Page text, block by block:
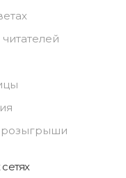
розыгрыши